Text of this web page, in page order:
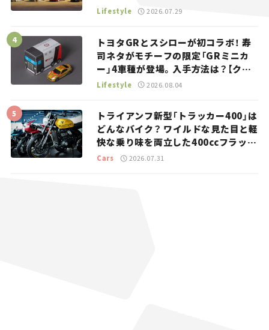
る“JDM”に焦点【クルマとホビー】
Lifestyle 2026.07.29
トヨタGRとスシローが初コラボ！ 寿
司ネタがモチーフの限定「GRミニカ
ー」4車種が登場。入手方法は？【クル
マとホビー】
Lifestyle 2026.08.04
トライアンフ新型「トラッカー400」は
どんなバイク？ ワイルドな見た目と軽
快な乗り味を両立した400ccフラット
トラッカー【試乗レビュー】
Cars 2026.07.31